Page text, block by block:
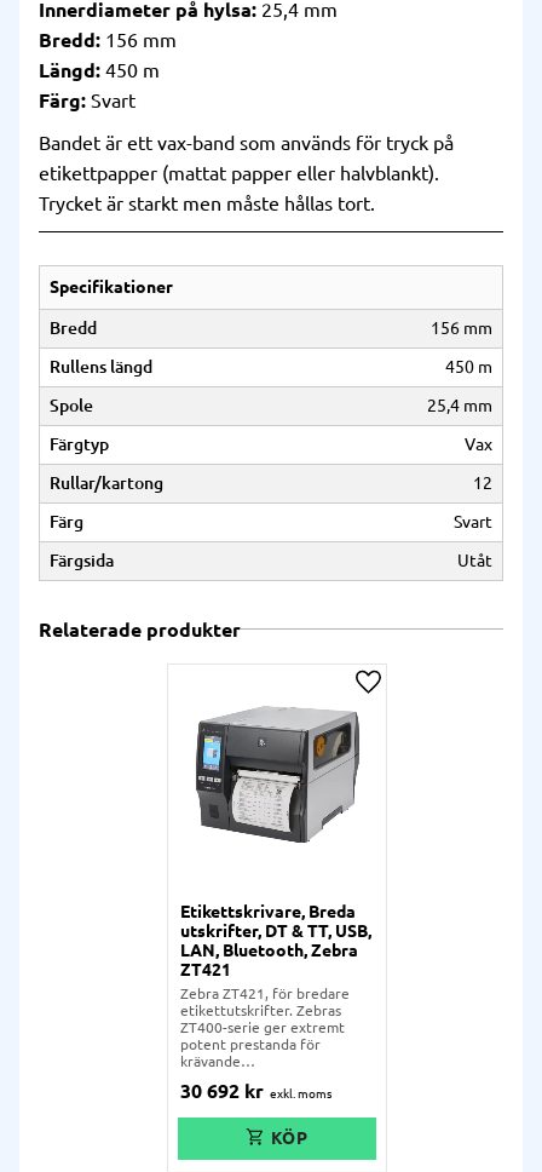
Innerdiameter på hylsa: 25,4 mm
Bredd: 156 mm
Längd: 450 m
Färg: Svart
Bandet är ett vax-band som används för tryck på
etikettpapper (mattat papper eller halvblankt).
Trycket är starkt men måste hållas tort.
Specifikationer
Bredd
156 mm
Rullens längd
450 m
Spole
25,4 mm
Färgtyp
Vax
Rullar/kartong
12
Färg
Svart
Färgsida
Utåt
Relaterade produkter
Etikettskrivare, Breda
utskrifter, DT & TT, USB,
LAN, Bluetooth, Zebra
ZT421
Zebra ZT421, för bredare
etikettutskrifter. Zebras
ZT400-serie ger extremt
potent prestanda för
krävande
automation och snabba
ger dig otroligt fina
etiketter för industri och
produktion,
30 692 kr
Lägg till i önskelista